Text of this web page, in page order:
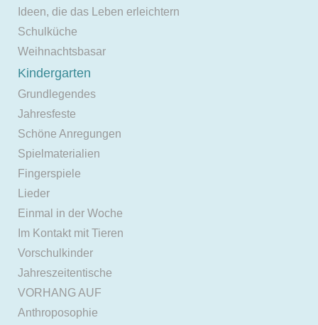
Ideen, die das Leben erleichtern
Schulküche
Weihnachtsbasar
Kindergarten
Grundlegendes
Jahresfeste
Schöne Anregungen
Spielmaterialien
Fingerspiele
Lieder
Einmal in der Woche
Im Kontakt mit Tieren
Vorschulkinder
Jahreszeitentische
VORHANG AUF
Anthroposophie